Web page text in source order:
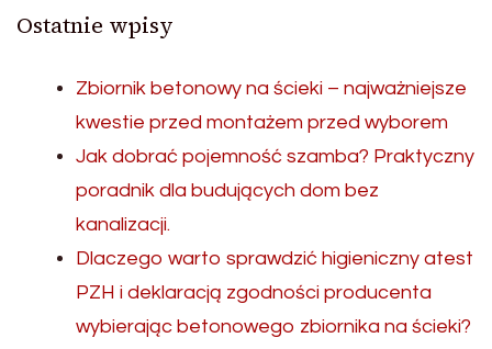
Ostatnie wpisy
Zbiornik betonowy na ścieki – najważniejsze
kwestie przed montażem przed wyborem
Jak dobrać pojemność szamba? Praktyczny
poradnik dla budujących dom bez
kanalizacji.
Dlaczego warto sprawdzić higieniczny atest
PZH i deklaracją zgodności producenta
wybierając betonowego zbiornika na ścieki?